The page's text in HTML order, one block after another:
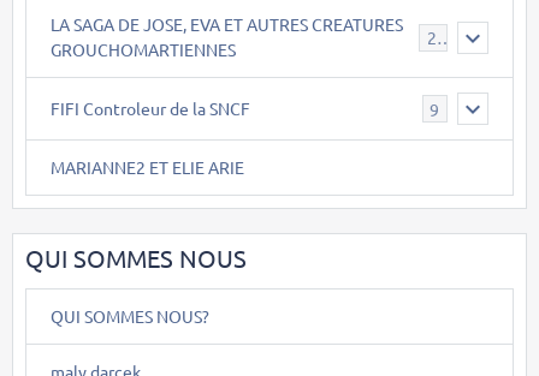
LA SAGA DE JOSE, EVA ET AUTRES CREATURES
GROUCHOMARTIENNES
26
FIFI Controleur de la SNCF 9
MARIANNE2 ET ELIE ARIE
QUI SOMMES NOUS
QUI SOMMES NOUS?
maly darcek